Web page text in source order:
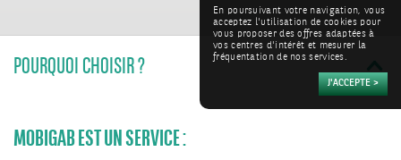
POURQUOI CHOISIR ?
MOBIGAB EST UN SERVICE :
En poursuivant votre navigation, vous
acceptez l'utilisation de cookies pour
vous proposer des offres adaptées à
vos centres d'intérêt et mesurer la
fréquentation de nos services.